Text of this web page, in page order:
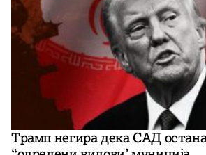
Трамп негира дека САД